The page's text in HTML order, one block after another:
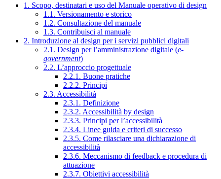
1. Scopo, destinatari e uso del Manuale operativo di design
1.1. Versionamento e storico
1.2. Consultazione del manuale
1.3. Contribuisci al manuale
2. Introduzione al design per i servizi pubblici digitali
2.1. Design per l’amministrazione digitale (e-
government)
2.2. L’approccio progettuale
2.2.1. Buone pratiche
2.2.2. Principi
2.3. Accessibilità
2.3.1. Definizione
2.3.2. Accessibilità by design
2.3.3. Principi per l’accessibilità
2.3.4. Linee guida e criteri di successo
2.3.5. Come rilasciare una dichiarazione di
accessibilità
2.3.6. Meccanismo di feedback e procedura di
attuazione
2.3.7. Obiettivi accessibilità